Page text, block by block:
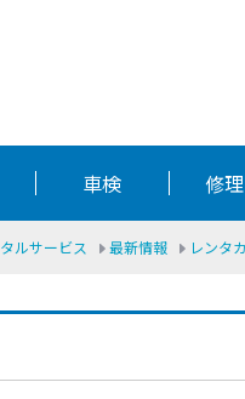
車検 修
ルサービス 最新情報 レンタ